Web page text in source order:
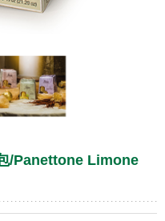
/Panettone Limone